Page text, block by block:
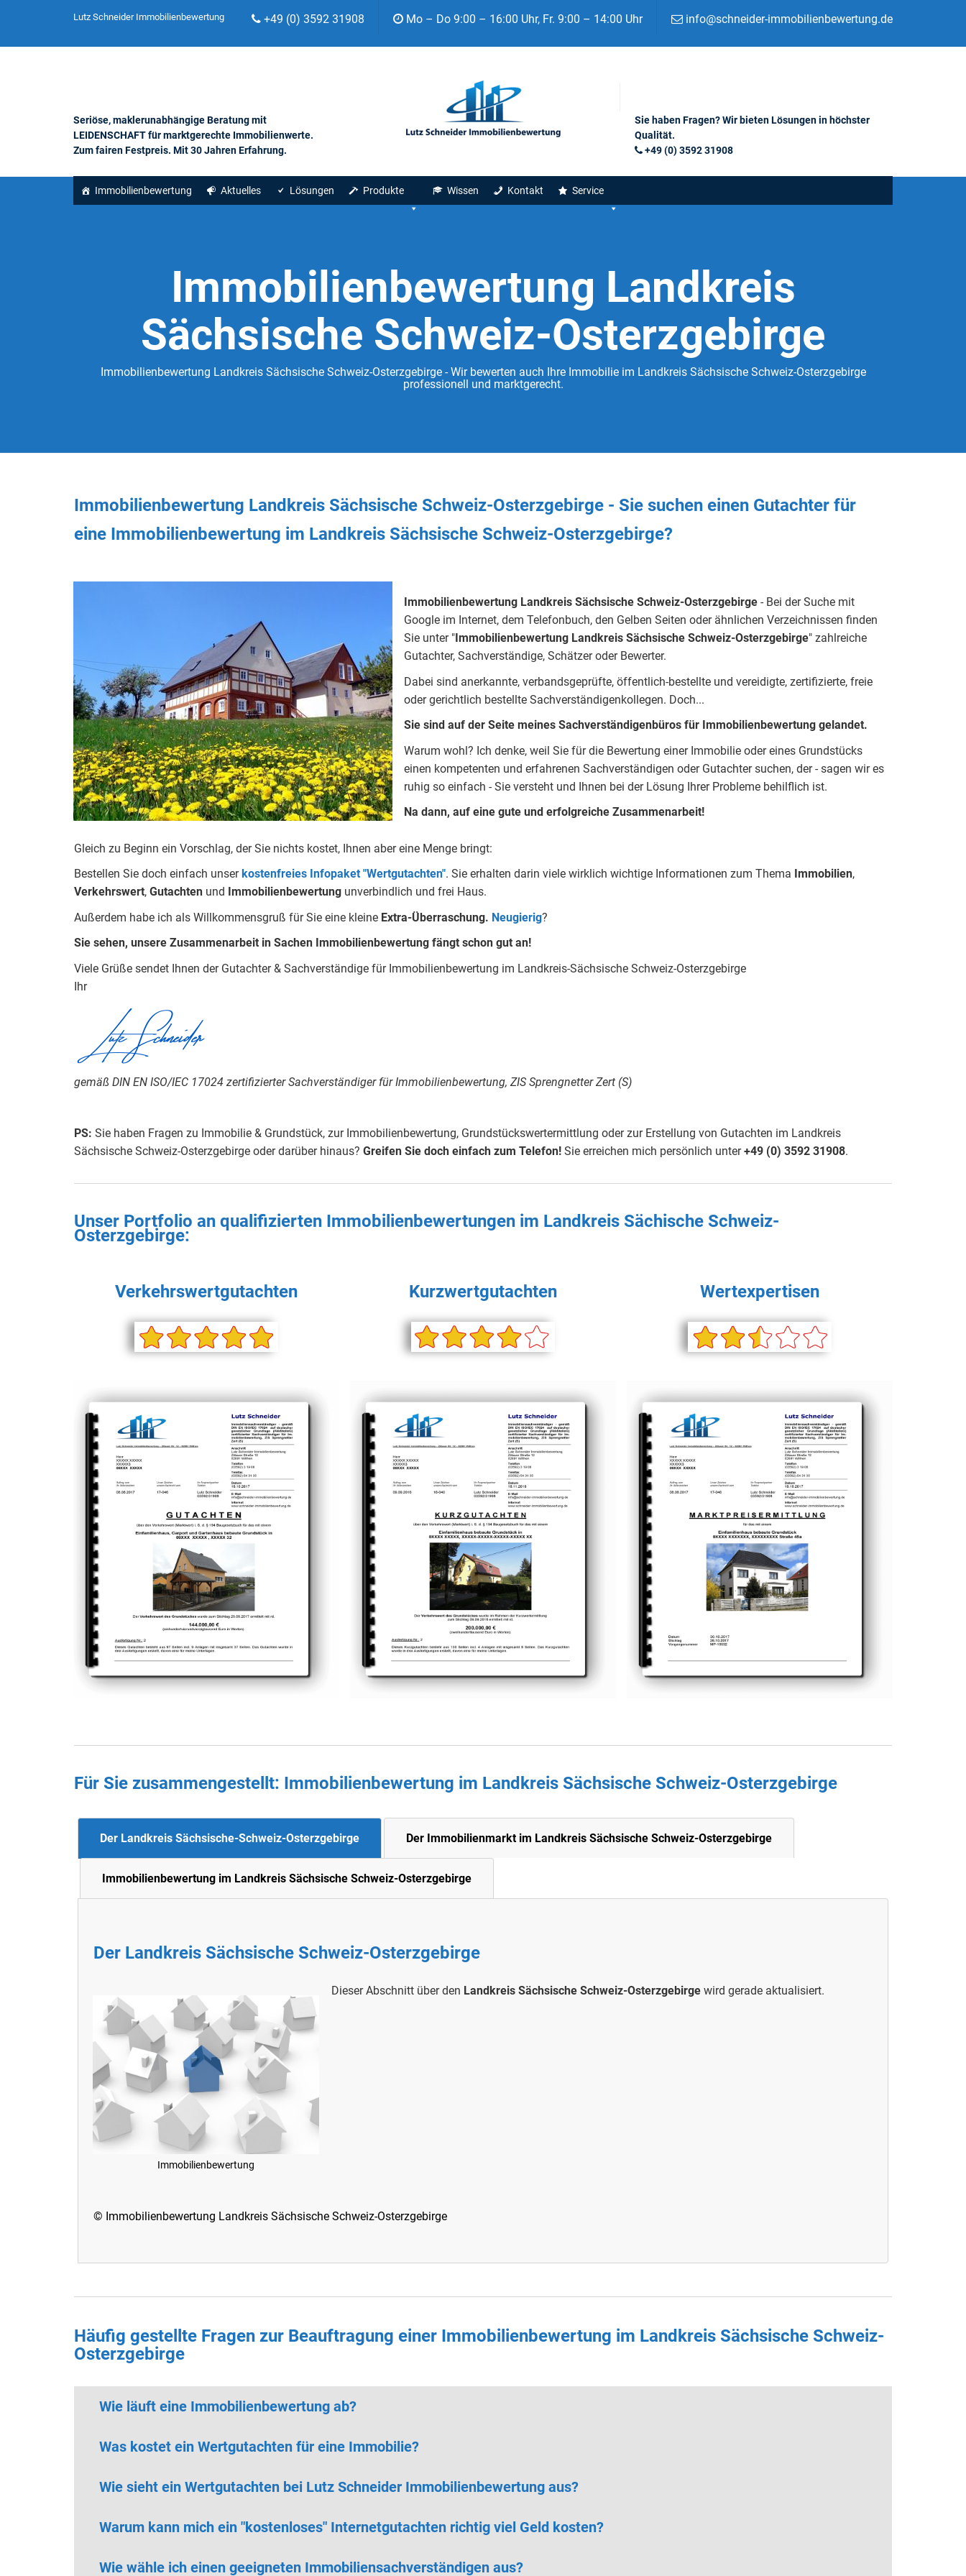
Lutz Schneider Immobilienbewertung +49 (0) 3592 31908 Mo – Do 9:00 – 16:00 Uhr, Fr. 9:00 – 14:00 Uhr info@schneider-immobilienbewertung.de
Seriöse, maklerunabhängige Beratung mit
LEIDENSCHAFT für marktgerechte Immobilienwerte.
Zum fairen Festpreis. Mit 30 Jahren Erfahrung.
Sie haben Fragen? Wir bieten Lösungen in höchster
Qualität.
+49 (0) 3592 31908
Immobilienbewertung Aktuelles Lösungen Produkte Wissen Kontakt Service
Immobilienbewertung Landkreis
Sächsische Schweiz-Osterzgebirge
Immobilienbewertung Landkreis Sächsische Schweiz-Osterzgebirge - Wir bewerten auch Ihre Immobilie im Landkreis Sächsische Schweiz-Osterzgebirge
professionell und marktgerecht.
Immobilienbewertung Landkreis Sächsische Schweiz-Osterzgebirge - Sie suchen einen Gutachter für
eine Immobilienbewertung im Landkreis Sächsische Schweiz-Osterzgebirge?
Immobilienbewertung Landkreis Sächsische Schweiz-Osterzgebirge- Bei der Suche mit
Google im Internet, dem Telefonbuch, den Gelben Seiten oder ähnlichen Verzeichnissen finden
Sie unter "Immobilienbewertung Landkreis Sächsische Schweiz-Osterzgebirge" zahlreiche
Gutachter, Sachverständige, Schätzer oder Bewerter.
Dabei sind anerkannte, verbandsgeprüfte, öffentlich-bestellte und vereidigte, zertifizierte, freie
oder gerichtlich bestellte Sachverständigenkollegen. Doch...
Sie sind auf der Seite meines Sachverständigenbüros für Immobilienbewertung gelandet.
Warum wohl? Ich denke, weil Sie für die Bewertung einer Immobilie oder eines Grundstücks
einen kompetenten und erfahrenen Sachverständigen oder Gutachter suchen, der - sagen wir es
ruhig so einfach - Sie versteht und Ihnen bei der Lösung Ihrer Probleme behilflich ist.
Na dann, auf eine gute und erfolgreiche Zusammenarbeit!
Gleich zu Beginn ein Vorschlag, der Sie nichts kostet, Ihnen aber eine Menge bringt:
Bestellen Sie doch einfach unserkostenfreies Infopaket "Wertgutachten". Sie erhalten darin viele wirklich wichtige Informationen zum Thema Immobilien,
Verkehrswert, Gutachten und Immobilienbewertung unverbindlich und frei Haus.
Außerdem habe ich als Willkommensgruß für Sie eine kleine Extra-Überraschung. Neugierig?
Sie sehen, unsere Zusammenarbeit in Sachen Immobilienbewertung fängt schon gut an!
Viele Grüße sendet Ihnen der Gutachter & Sachverständige für Immobilienbewertung im Landkreis-Sächsische Schweiz-Osterzgebirge
Ihr
Lutz Schneider
gemäß DIN EN ISO/IEC 17024 zertifizierter Sachverständiger für Immobilienbewertung, ZIS Sprengnetter Zert (S)
PS: Sie haben Fragen zu Immobilie & Grundstück, zur Immobilienbewertung, Grundstückswertermittlung oder zur Erstellung von Gutachten im Landkreis
Sächsische Schweiz-Osterzgebirge oder darüber hinaus? Greifen Sie doch einfach zum Telefon! Sie erreichen mich persönlich unter+49 (0) 3592 31908.
Unser Portfolio an qualifizierten Immobilienbewertungen im Landkreis Sächische Schweiz-
Osterzgebirge:
Verkehrswertgutachten Kurzwertgutachten Wertexpertisen
Für Sie zusammengestellt : Immobilienbewertung im Landkreis Sächsische Schweiz-Osterzgebirge
Der Landkreis Sächsische-Schweiz-Osterzgebirge Der Immobilienmarkt im Landkreis Sächsische Schweiz-Osterzgebirge
Immobilienbewertung im Landkreis Sächsische Schweiz-Osterzgebirge
Der Landkreis Sächsische Schweiz-Osterzgebirge
Immobilienbewertung
Dieser Abschnitt über den Landkreis Sächsische Schweiz-Osterzgebirge wird gerade aktualisiert.
© Immobilienbewertung Landkreis Sächsische Schweiz-Osterzgebirge
Häufig gestellte Fragen zur Beauftragung einer Immobilienbewertung im Landkreis Sächsische Schweiz-
Osterzgebirge
Wie läuft eine Immobilienbewertung ab?
Was kostet ein Wertgutachten für eine Immobilie?
Wie sieht ein Wertgutachten bei Lutz Schneider Immobilienbewertung aus?
Warum kann mich ein "kostenloses" Internetgutachten richtig viel Geld kosten?
Wie wähle ich einen geeigneten Immobiliensachverständigen aus?